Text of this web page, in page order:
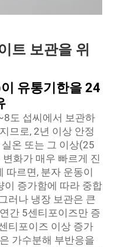
트 보관을 위
유통기한을 24
도 섭씨에서 보관하
므로, 2년 이상 안정
온 또는 그 이상(25
화가 매우 빠르게 진
따르면, 분자 운동이
이 증가함에 따라 중합
러나 냉장 보관은 큰
간 5센티포이즈만 증
티포이즈 이상 증가
가수분해 부반응을